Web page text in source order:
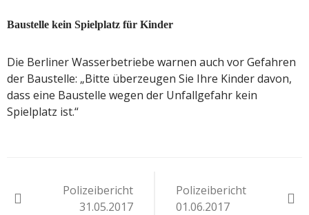
Baustelle kein Spielplatz für Kinder
Die Berliner Wasserbetriebe warnen auch vor Gefahren
der Baustelle: „Bitte überzeugen Sie Ihre Kinder davon,
dass eine Baustelle wegen der Unfallgefahr kein
Spielplatz ist.“
Polizeibericht
31.05.2017
Polizeibericht
01.06.2017